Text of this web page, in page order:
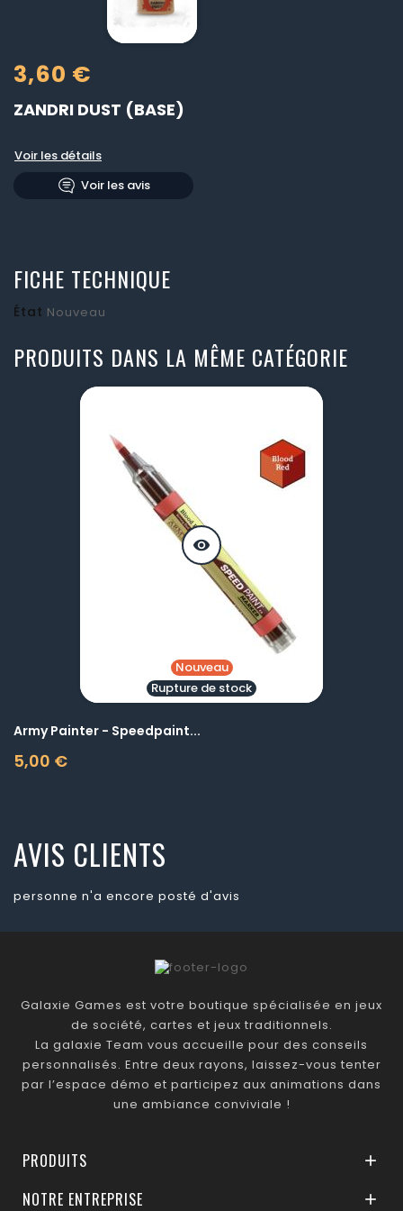
3,60 €
ZANDRI DUST (BASE)
Voir les détails
Voir les avis
FICHE TECHNIQUE
État Nouveau
PRODUITS DANS LA MÊME CATÉGORIE
visibility
Nouveau
Rupture de stock
Army Painter - Speedpaint...
5,00 €
Prix
AVIS CLIENTS
personne n'a encore posté d'avis
Galaxie Games est votre boutique spécialisée en jeux
de société, cartes et jeux traditionnels.
La galaxie Team vous accueille pour des conseils
personnalisés. Entre deux rayons, laissez-vous tenter
par l’espace démo et participez aux animations dans
une ambiance conviviale !
PRODUITS 
NOTRE ENTREPRISE 